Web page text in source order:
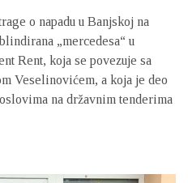
o napadu u Banjskoj na
„mercedesa“ u
Rent, koja se povezuje sa
Veselinovićem, a koja je deo
na državnim tenderima